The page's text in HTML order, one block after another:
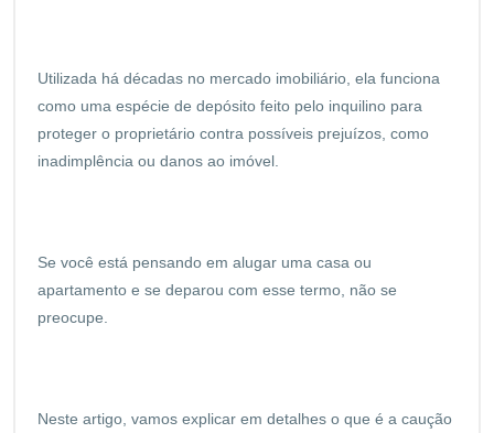
Utilizada há décadas no mercado imobiliário, ela funciona
como uma espécie de depósito feito pelo inquilino para
proteger o proprietário contra possíveis prejuízos, como
inadimplência ou danos ao imóvel.
Se você está pensando em alugar uma casa ou
apartamento e se deparou com esse termo, não se
preocupe.
Neste artigo, vamos explicar em detalhes o que é a caução